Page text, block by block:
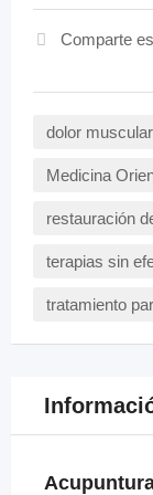
Comparte
dolor
Medicina
restauración
terapias sin
tratamiento